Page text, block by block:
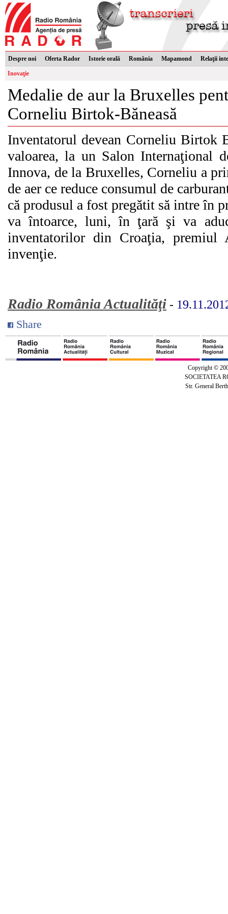
Despre noi Oferta Rador Istorie orală România Mapamond Relaţii
Inovaţie
Medalie de aur la Bruxelles
Corneliu Birtok-Băneasă
Inventatorul devean Corneliu Birtok
valoarea, la un Salon Internaţional
Innova, de la Bruxelles, Corneliu a
de aer ce reduce consumul de
că produsul a fost pregătit să intre în
va întoarce, luni, în ţară şi va
inventatorilor din Croaţia, premiul
invenţie.
Radio România Actualităţi -
Share
Copyright ©
SOCIETATEA
Str. General